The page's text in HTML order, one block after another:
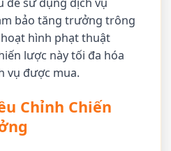
bảo tăng trưởng trông
hình phạt thuật
lược này tối đa hóa
vụ được mua.
Chỉnh Chiến